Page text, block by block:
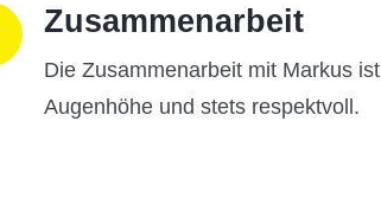
Zusammenarbeit
Die Zusammenarbeit mit Markus
Augenhöhe und stets respektvoll.